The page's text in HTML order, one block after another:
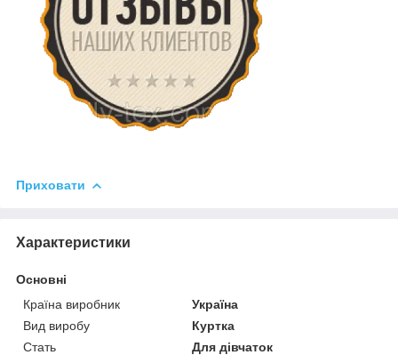
Приховати
Характеристики
Основні
Країна виробник
Україна
Вид виробу
Куртка
Стать
Для дівчаток